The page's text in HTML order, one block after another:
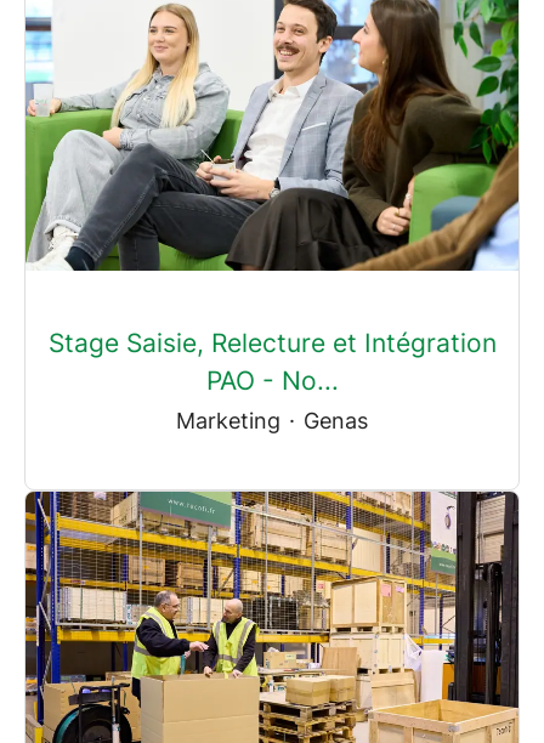
Stage Saisie, Relecture et Intégration
PAO - No...
Marketing · Genas